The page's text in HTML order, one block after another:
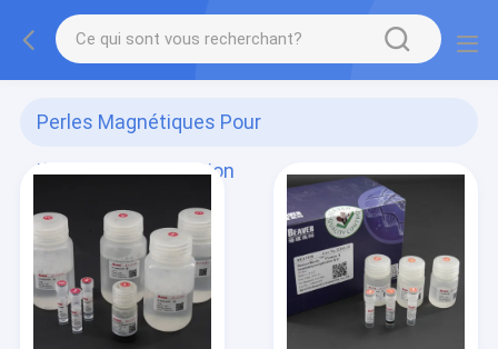
Perles Magnétiques Pour
L'immunoprécipitation
(22)